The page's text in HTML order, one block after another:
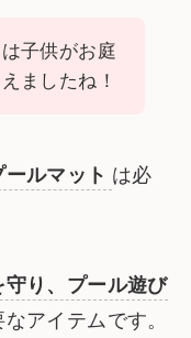
子供がお庭
ましたね！
ールマット は必
り、プール遊び
アイテムです。